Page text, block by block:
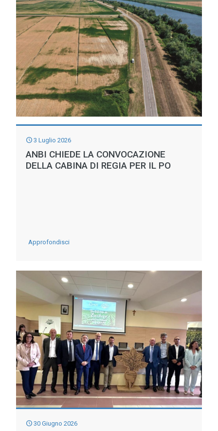
3 Luglio 2026
ANBI CHIEDE LA CONVOCAZIONE
DELLA CABINA DI REGIA PER IL PO
Approfondisci-
CHIEDE
LA
CONVOCAZIONE
DELLA
CABINA
DI
REGIA
PER
IL
30 Giugno 2026